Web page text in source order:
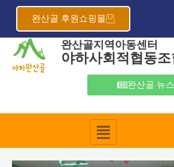
완산골 후원쇼핑몰
완산골지역아동센터
야하사회적협동조
완산골 뉴
포
트
탐
색